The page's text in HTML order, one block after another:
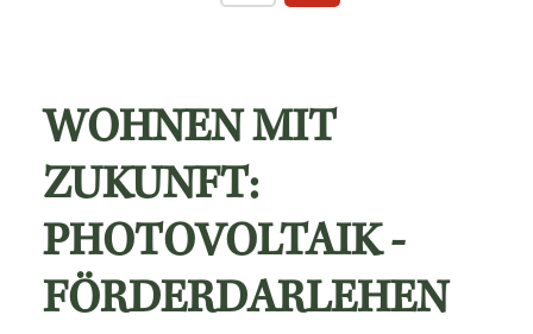
WOHNEN MIT
ZUKUNFT:
PHOTOVOLTAIK -
FÖRDERDARLEHEN